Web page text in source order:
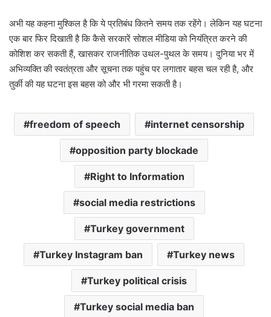
अभी यह कहना मुश्किल है कि ये प्रतिबंध कितने समय तक रहेंगे। लेकिन यह घटना
एक बार फिर दिखाती है कि कैसे सरकारें सोशल मीडिया को नियंत्रित करने की
कोशिश कर सकती हैं, खासकर राजनीतिक उथल-पुथल के समय। दुनिया भर में
अभिव्यक्ति की स्वतंत्रता और सूचना तक पहुंच पर लगातार बहस चल रही है, और
तुर्की की यह घटना इस बहस को और भी गरमा सकती है।
freedom of speech internet censorship
opposition party blockade
Right to Information
social media restrictions
Turkey government
Turkey Instagram ban Turkey news
Turkey political crisis
Turkey social media ban